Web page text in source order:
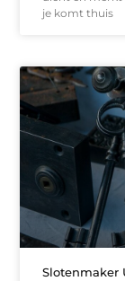
je komt thuis
Slotenmaker